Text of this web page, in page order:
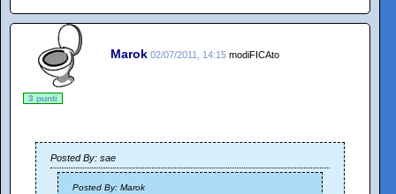
Marok 02/07/2011, 14:15 modiFICAto
3 punti
Posted By: sae
Posted By: Marok